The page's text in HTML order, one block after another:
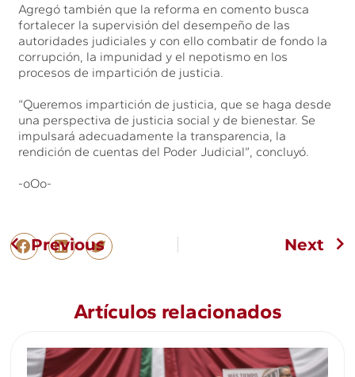
Agregó también que la reforma en comento busca
fortalecer la supervisión del desempeño de las
autoridades judiciales y con ello combatir de fondo la
corrupción, la impunidad y el nepotismo en los
procesos de impartición de justicia.
“Queremos impartición de justicia, que se haga desde
una perspectiva de justicia social y de bienestar. Se
impulsará adecuadamente la transparencia, la
rendición de cuentas del Poder Judicial”, concluyó.
-oOo-
Previous Next
Artículos relacionados